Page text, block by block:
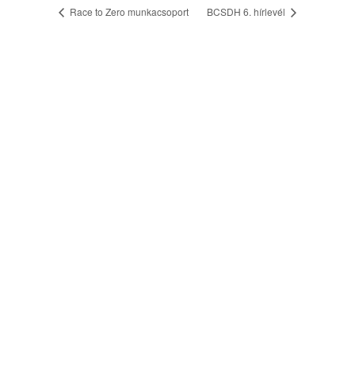
Race to Zero munkacsoport BCSDH 6. hírlevél